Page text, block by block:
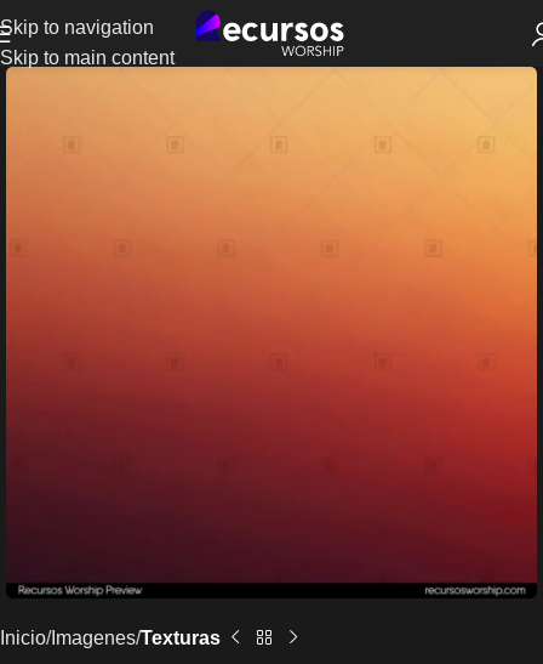
Skip to navigation
Skip to main content
Inicio Imagenes Texturas